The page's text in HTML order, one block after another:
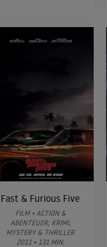
Fast & Furious Five
FILM • ACTION &
ABENTEUER, KRIMI,
MYSTERY & THRILLER
2011 • 131 MIN.